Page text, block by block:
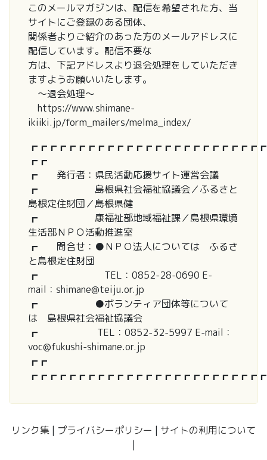
このメールマガジンは、配信を希望された方、当
サイトにご登録のある団体、
関係者よりご紹介のあった方のメールアドレスに
配信しています。配信不要な
方は、下記アドレスより退会処理をしていただき
ますようお願いいたします。
～退会処理～
https://www.shimane-
ikiiki.jp/form_mailers/melma_index/
┏┏
┏ 発行者：県民活動応援サイト運営会議
┏ 島根県社会福祉協議会／ふるさと
島根定住財団／島根県健
┏ 康福祉部地域福祉課／島根県環境
生活部ＮＰＯ活動推進室
┏ 問合せ：●ＮＰＯ法人については ふるさ
と島根定住財団
┏ TEL：0852-28-0690 E-
mail：shimane@teiju.or.jp
┏ ●ボランティア団体等について
は 島根県社会福祉協議会
┏ TEL：0852-32-5997 E-mail：
voc@fukushi-shimane.or.jp
┏┏
リンク集 | プライバシーポリシー | サイトの利用について
|